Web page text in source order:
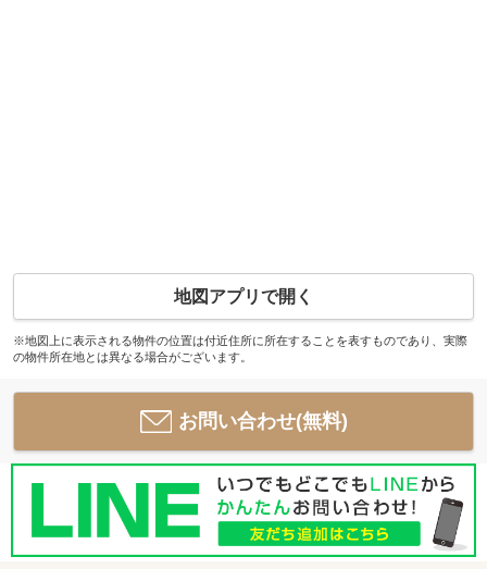
地図アプリで開く
※地図上に表示される物件の位置は付近住所に所在することを表すものであり、実際
の物件所在地とは異なる場合がございます。
お問い合わせ(無料)